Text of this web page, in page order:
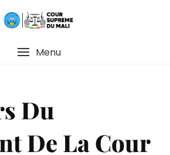
Menu
Du
De La Cour